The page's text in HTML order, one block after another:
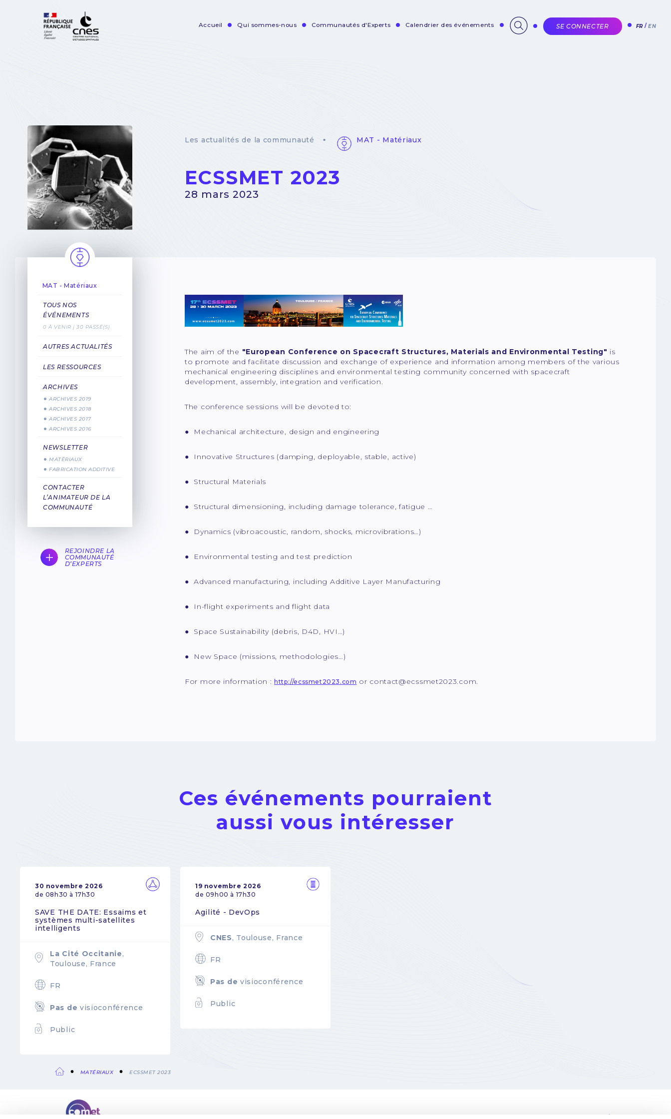
Accueil Qui sommes-nous Communautés d'Experts Calendrier des événements SE CONNECTER FR EN
Les actualités de la communauté MAT - Matériaux
ECSSMET 2023
28 mars 2023
MAT - Matériaux
TOUS NOS
ÉVÉNEMENTS
0 À VENIR | 30 PASSÉ(S)
AUTRES ACTUALITÉS
LES RESSOURCES
ARCHIVES
ARCHIVES 2019
ARCHIVES 2018
ARCHIVES 2017
ARCHIVES 2016
NEWSLETTER
MATÉRIAUX
FABRICATION ADDITIVE
CONTACTER
L’ANIMATEUR DE LA
COMMUNAUTÉ
REJOINDRE LA
COMMUNAUTÉ
D‘EXPERTS
The aim of the "European Conference on Spacecraft Structures, Materials and Environmental Testing" is
to promote and facilitate discussion and exchange of experience and information among members of the various
mechanical engineering disciplines and environmental testing community concerned with spacecraft
development, assembly, integration and verification.
The conference sessions will be devoted to:
● Mechanical architecture, design and engineering
● Innovative Structures (damping, deployable, stable, active)
● Structural Materials
● Structural dimensioning, including damage tolerance, fatigue …
● Dynamics (vibroacoustic, random, shocks, microvibrations…)
● Environmental testing and test prediction
● Advanced manufacturing, including Additive Layer Manufacturing
● In-flight experiments and flight data
● Space Sustainability (debris, D4D, HVI…)
● New Space (missions, methodologies…)
For more information :http://ecssmet2023.com or contact@ecssmet2023.com.
Ces événements pourraient
aussi vous intéresser
30 novembre 2026
de 08h30 à 17h30
SAVE THE DATE: Essaims et
systèmes multi-satellites
intelligents
La Cité Occitanie,
Toulouse, France
FR
Pas de visioconférence
Public
19 novembre 2026
de 09h00 à 17h30
Agilité - DevOps
CNES, Toulouse, France
FR
Pas de visioconférence
Public
Fil
MATÉRIAUX ECSSMET 2023